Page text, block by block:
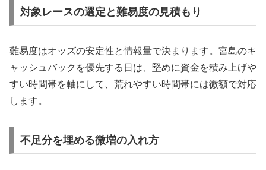
対象レースの選定と難易度の見積もり
難易度はオッズの安定性と情報量で決まります。宮島のキ
ャッシュバックを優先する日は、堅めに資金を積み上げや
すい時間帯を軸にして、荒れやすい時間帯には微額で対応
します。
不足分を埋める微増の入れ方